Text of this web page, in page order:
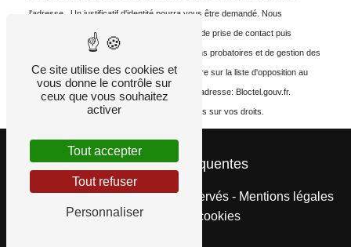
l'adresse . Un justificatif d'identité pourra vous être demandé. Nous
conservons vos données pendant la période de prise de contact puis
pendant la durée de prescription légale aux fins probatoires et de gestion des
contentieux. Vous avez le droit de vous inscrire sur la liste d'opposition au
démarchage téléphonique, disponible à cette adresse: Bloctel.gouv.fr.
Consultez le site cnil.fr pour plus d’informations sur vos droits.
Recherches fréquentes
Vistalid- 2026 - Tous droits réservés - Mentions légales
-Gestion des cookies
Ce site utilise des cookies et
vous donne le contrôle sur
ceux que vous souhaitez
activer
Tout accepter
Tout refuser
Personnaliser